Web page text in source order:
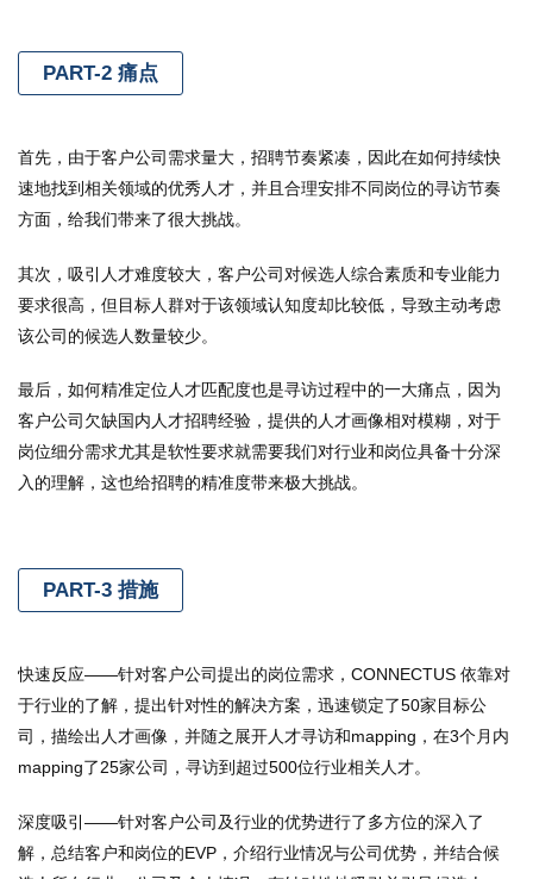
PART-2 痛点
首先，由于客户公司需求量大，招聘节奏紧凑，因此在如何持续快
速地找到相关领域的优秀人才，并且合理安排不同岗位的寻访节奏
方面，给我们带来了很大挑战。
其次，吸引人才难度较大，客户公司对候选人综合素质和专业能力
要求很高，但目标人群对于该领域认知度却比较低，导致主动考虑
该公司的候选人数量较少。
最后，如何精准定位人才匹配度也是寻访过程中的一大痛点，因为
客户公司欠缺国内人才招聘经验，提供的人才画像相对模糊，对于
岗位细分需求尤其是软性要求就需要我们对行业和岗位具备十分深
入的理解，这也给招聘的精准度带来极大挑战。
PART-3 措施
快速反应——针对客户公司提出的岗位需求，CONNECTUS 依靠对
于行业的了解，提出针对性的解决方案，迅速锁定了50家目标公
司，描绘出人才画像，并随之展开人才寻访和mapping，在3个月内
mapping了25家公司，寻访到超过500位行业相关人才。
深度吸引——针对客户公司及行业的优势进行了多方位的深入了
解，总结客户和岗位的EVP，介绍行业情况与公司优势，并结合候